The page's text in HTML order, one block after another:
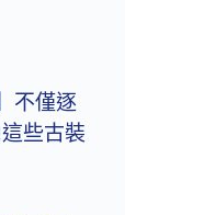
不僅逐
些古裝